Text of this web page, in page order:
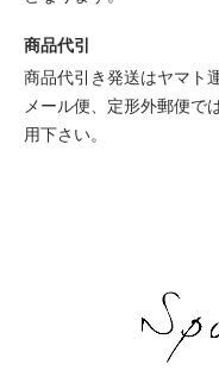
商品代引
商品代引き発送はヤマト
メール便、定形外郵便で
用下さい。